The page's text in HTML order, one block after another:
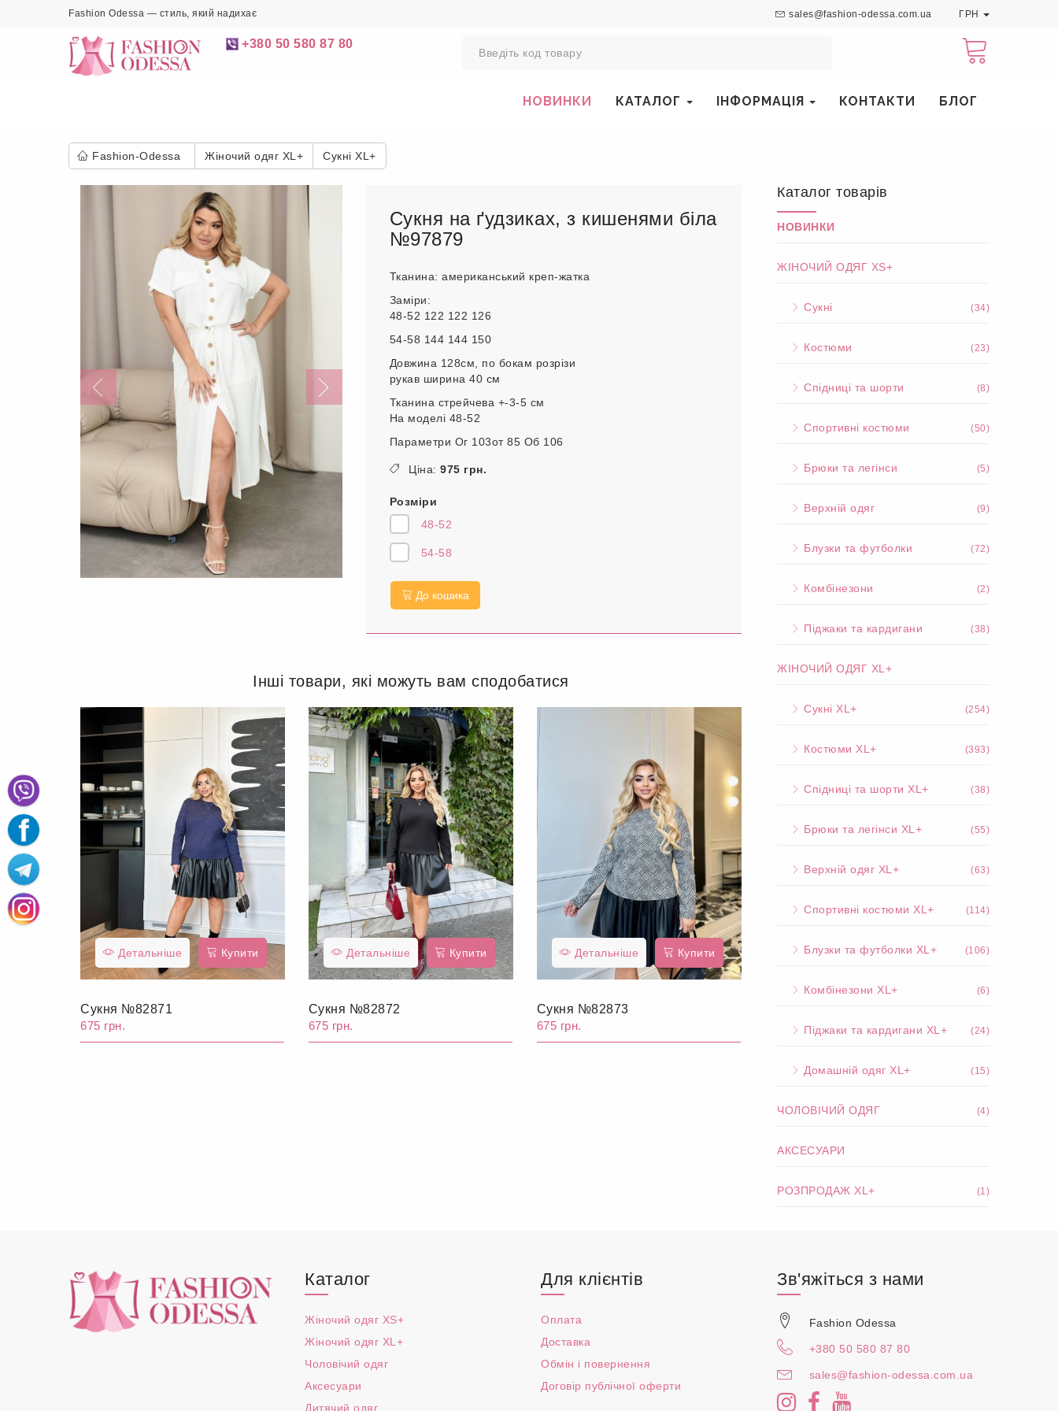
Fashion Odessa — стиль, який надихає sales@fashion-odessa.com.ua ГРН
+380 50 580 87 80
НОВИНКИ КАТАЛОГ ІНФОРМАЦІЯ КОНТАКТИ БЛОГ
Fashion-Odessa Жіночий одяг XL+ Сукні XL+
Сукня на ґудзиках, з кишенями біла
№97879
Тканина: американський креп-жатка
Заміри:
48-52 122 122 126
54-58 144 144 150
Довжина 128см, по бокам розрізи
рукав ширина 40 см
Тканина стрейчева +-3-5 см
На моделі 48-52
Параметри Ог 103от 85 Об 106
Ціна: 975 грн.
Розміри
48-52
54-58
До кошика
Інші товари, які можуть вам сподобатися
Детальніше Купити
Сукня №82871
675 грн.
Детальніше Купити
Сукня №82872
675 грн.
Детальніше Купити
Сукня №82873
675 грн.
Каталог товарів
НОВИНКИ
ЖІНОЧИЙ ОДЯГ XS+
Сукні (34)
Костюми (23)
Спідниці та шорти (8)
Спортивні костюми (50)
Брюки та легінси (5)
Верхній одяг (9)
Блузки та футболки (72)
Комбінезони (2)
Піджаки та кардигани (38)
ЖІНОЧИЙ ОДЯГ XL+
Сукні XL+ (254)
Костюми XL+ (393)
Спідниці та шорти XL+ (38)
Брюки та легінси XL+ (55)
Верхній одяг XL+ (63)
Спортивні костюми XL+ (114)
Блузки та футболки XL+ (106)
Комбінезони XL+ (6)
Піджаки та кардигани XL+ (24)
Домашній одяг XL+ (15)
ЧОЛОВІЧИЙ ОДЯГ (4)
АКСЕСУАРИ
РОЗПРОДАЖ XL+ (1)
Каталог
Жіночий одяг XS+
Жіночий одяг XL+
Чоловічий одяг
Аксесуари
Дитячий одяг
Для клієнтів
Оплата
Доставка
Обмін і повернення
Договір публічної оферти
Зв'яжіться з нами
Fashion Odessa
+380 50 580 87 80
sales@fashion-odessa.com.ua